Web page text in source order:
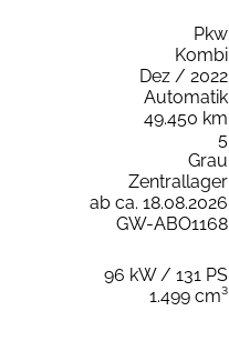
Pkw
Kombi
Dez / 2022
Automatik
49.450 km
5
Grau
Zentrallager
ab ca. 18.08.2026
GW-ABO1168
96 kW / 131 PS
1.499 cm³